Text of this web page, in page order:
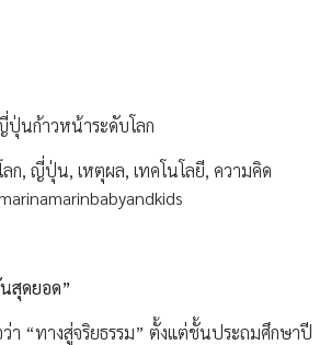
ปุ่นก้าวหน้าระดับโลก
ก, ญี่ปุ่น, เหตุผล, เทคโนโลยี, ความคิด
สุดยอด”
“ทางสู่จริยธรรม” ตั้งแต่ชั้นประถมศึกษาปี